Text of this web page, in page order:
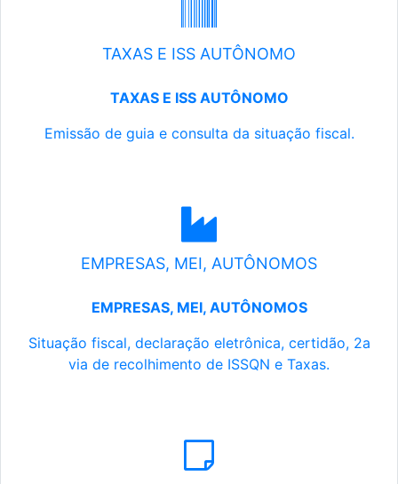
TAXAS E ISS AUTÔNOMO
TAXAS E ISS AUTÔNOMO
Emissão de guia e consulta da situação fiscal.
EMPRESAS, MEI, AUTÔNOMOS
EMPRESAS, MEI, AUTÔNOMOS
Situação fiscal, declaração eletrônica, certidão, 2a
via de recolhimento de ISSQN e Taxas.